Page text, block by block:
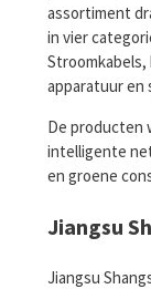
assortiment
in vier
apparatuur en
De producten
intelligente
en groene
Jiangsu
Jiangsu